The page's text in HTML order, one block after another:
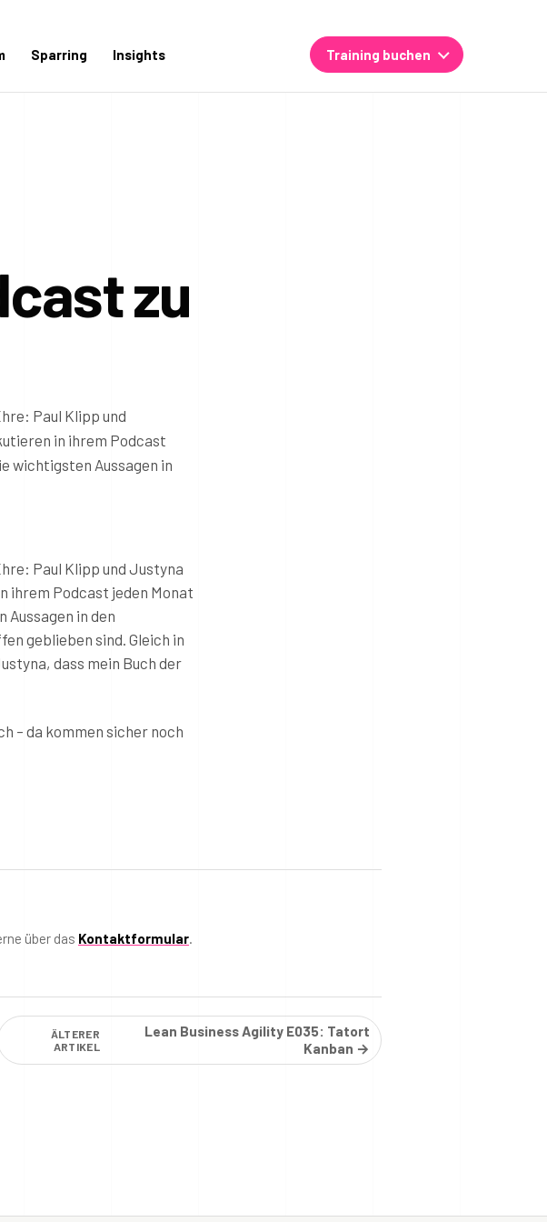
Sparring Insights Training buchen
zu
Paul Klipp und
in ihrem Podcast
wichtigsten Aussagen in
Paul Klipp und Justyna
ihrem Podcast jeden Monat
Aussagen in den
geblieben sind. Gleich in
dass mein Buch der
– da kommen sicher noch
über das Kontaktformular.
ÄLTERER
ARTIKEL
Lean Business Agility E035: Tatort
Kanban →